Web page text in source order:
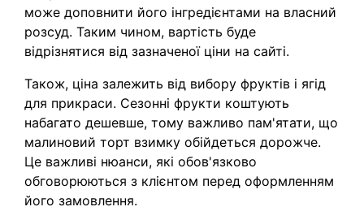
може доповнити його інгредієнтами на власний
розсуд. Таким чином, вартість буде
відрізнятися від зазначеної ціни на сайті.
Також, ціна залежить від вибору фруктів і ягід
для прикраси. Сезонні фрукти коштують
набагато дешевше, тому важливо пам'ятати, що
малиновий торт взимку обійдеться дорожче.
Це важливі нюанси, які обов'язково
обговорюються з клієнтом перед оформленням
його замовлення.